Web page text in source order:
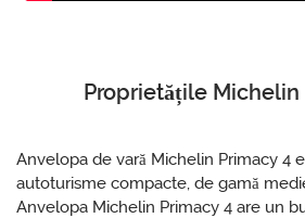
Proprietățile Michelin
Anvelopa de vară Michelin Primacy 4
autoturisme compacte, de gamă
Anvelopa Michelin Primacy 4 are un